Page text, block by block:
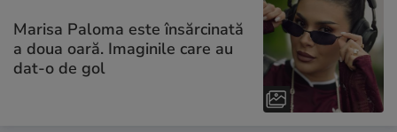
Marisa Paloma este însărcinată
a doua oară. Imaginile care au
dat-o de gol